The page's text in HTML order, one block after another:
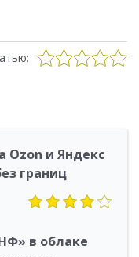
Ozon и Яндекс
границ
в облаке